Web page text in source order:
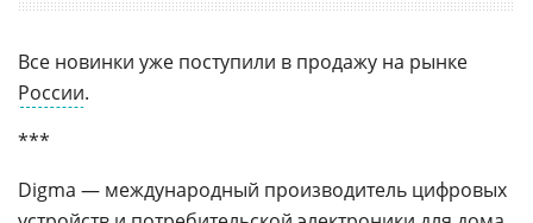
Все новинки уже поступили в продажу на рынке
России.
***
Digma — международный производитель цифровых